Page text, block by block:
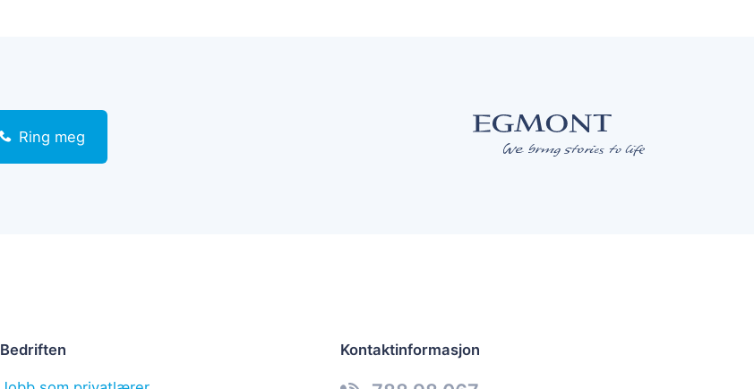
Ring meg
Bedriften Kontaktinformasjon